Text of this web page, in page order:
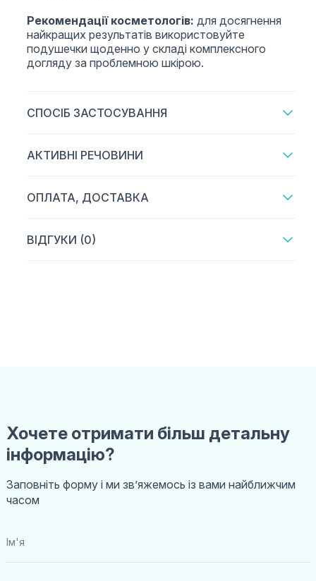
Рекомендації косметологів: для досягнення
найкращих результатів використовуйте
подушечки щоденно у складі комплексного
догляду за проблемною шкірою.
СПОСІБ ЗАСТОСУВАННЯ
АКТИВНІ РЕЧОВИНИ
ОПЛАТА, ДОСТАВКА
ВІДГУКИ (0)
Хочете отримати більш детальну
інформацію?
Заповніть форму і ми звʼяжемось із вами найближчим
часом